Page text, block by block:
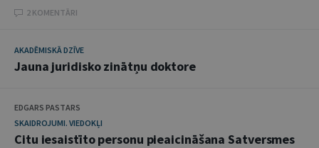
2 KOMENTĀRI
AKADĒMISKĀ DZĪVE
Jauna juridisko zinātņu doktore
EDGARS PASTARS
SKAIDROJUMI. VIEDOKĻI
Citu iesaistīto personu pieaicināšana Satversmes